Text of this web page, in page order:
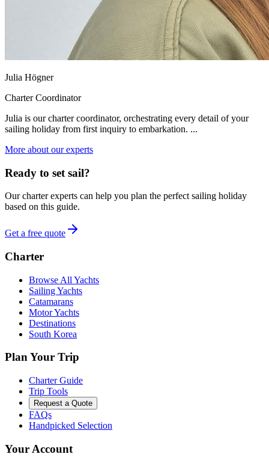
Julia Högner
Charter Coordinator
Julia is our charter coordinator, orchestrating every detail of your
sailing holiday from first inquiry to embarkation. ...
More about our experts
Ready to set sail?
Our charter experts can help you plan the perfect sailing holiday
based on this guide.
Get a free quote
Charter
Browse All Yachts
Sailing Yachts
Catamarans
Motor Yachts
Destinations
South Korea
Plan Your Trip
Charter Guide
Trip Tools
Request a Quote
FAQs
Handpicked Selection
Your Account